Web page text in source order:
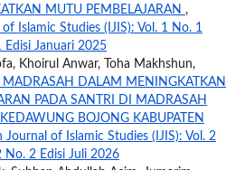
MUTU PEMBELAJARAN ,
of Islamic Studies (IJIS): Vol. 1 No. 1
Edisi Januari 2025
Khoirul Anwar, Toha Makhshun,
MADRASAH DALAM MENINGKATKAN
PADA SANTRI DI MADRASAH
BOJONG KABUPATEN
Journal of Islamic Studies (IJIS): Vol. 2
No. 2 Edisi Juli 2026